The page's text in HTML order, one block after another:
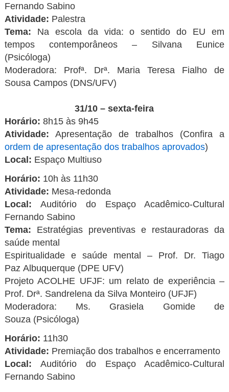
Fernando Sabino
Atividade: Palestra
Tema: Na escola da vida: o sentido do EU em
tempos contemporâneos – Silvana Eunice
(Psicóloga)
Moderadora: Profª. Drª. Maria Teresa Fialho de
Sousa Campos (DNS/UFV)
31/10 – sexta-feira
Horário: 8h15 às 9h45
Atividade: Apresentação de trabalhos (Confira a
ordem de apresentação dos trabalhos aprovados)
Local: Espaço Multiuso
Horário: 10h às 11h30
Atividade: Mesa-redonda
Local:Auditório do Espaço Acadêmico-Cultural
Fernando Sabino
Tema: Estratégias preventivas e restauradoras da
saúde mental
Espiritualidade e saúde mental – Prof. Dr. Tiago
Paz Albuquerque (DPE UFV)
Projeto ACOLHE UFJF: um relato de experiência –
Prof. Drª. Sandrelena da Silva Monteiro (UFJF)
Moderadora: Ms. Grasiela Gomide de
Souza (Psicóloga)
Horário: 11h30
Atividade: Premiação dos trabalhos e encerramento
Local:Auditório do Espaço Acadêmico-Cultural
Fernando Sabino